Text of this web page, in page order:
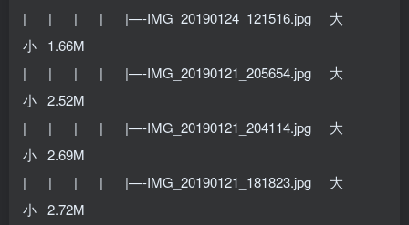
| | | | |—-IMG_20190124_121516.jpg 大
小 1.66M
| | | | |—-IMG_20190121_205654.jpg 大
小 2.52M
| | | | |—-IMG_20190121_204114.jpg 大
小 2.69M
| | | | |—-IMG_20190121_181823.jpg 大
小 2.72M